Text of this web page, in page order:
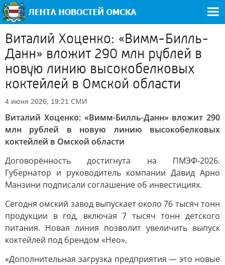
Виталий Хоценко: «Вимм-Билль-
Данн» вложит 290 млн рублей в
новую линию высокобелковых
коктейлей в Омской области
4 июня 2026, 19:21 СМИ
Виталий Хоценко: «Вимм-Билль-Данн» вложит 290
млн рублей в новую линию высокобелковых
коктейлей в Омской области
Договорённость достигнута на ПМЭФ-2026.
Губернатор и руководитель компании Давид Арно
Манзини подписали соглашение об инвестициях.
Сегодня омский завод выпускает около 76 тысяч тонн
продукции в год, включая 7 тысяч тонн детского
питания. Новая линия позволит увеличить выпуск
коктейлей под брендом «Нео».
«Дополнительная загрузка предприятия — это новые